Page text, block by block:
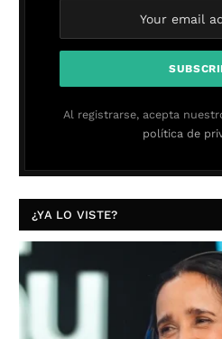
Al registrarse, acepta
política de
¿YA LO VISTE?